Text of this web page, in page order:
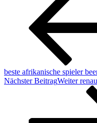
beste afrikanische spieler
Nächster BeitragWeiter